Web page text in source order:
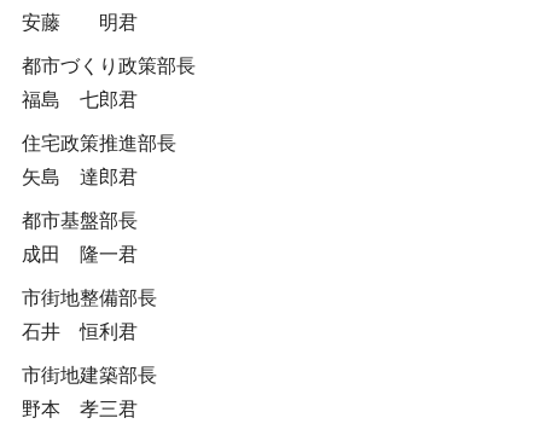
安藤 明君
都市づくり政策部長
福島 七郎君
住宅政策推進部長
矢島 達郎君
都市基盤部長
成田 隆一君
市街地整備部長
石井 恒利君
市街地建築部長
野本 孝三君